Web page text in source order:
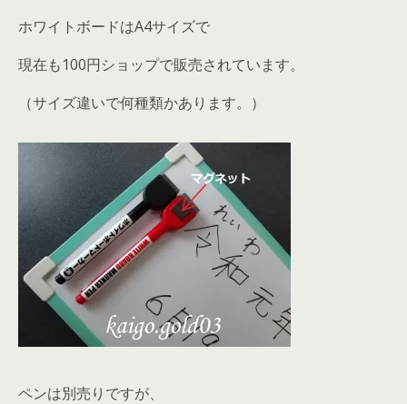
ホワイトボードはA4サイズで
現在も100円ショップで販売されています。
（サイズ違いで何種類かあります。）
ペンは別売りですが、